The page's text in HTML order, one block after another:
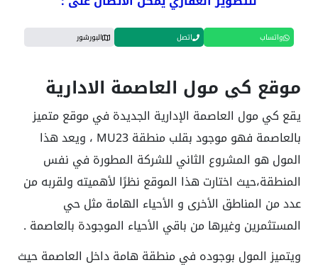
واتساب اتصل البورشور
موقع كي مول العاصمة الادارية
يقع كي مول العاصمة الإدارية الجديدة في موقع متميز
بالعاصمة فهو موجود بقلب منطقة MU23 ، ويعد هذا
المول هو المشروع الثاني للشركة المطورة في نفس
المنطقة،حيث اختارت هذا الموقع نظرًا لأهميته ولقربه من
عدد من المناطق الأخرى و الأحياء الهامة مثل حي
المستثمرين وغيرها من باقي الأحياء الموجودة بالعاصمة .
ويتميز المول بوجوده في منطقة هامة داخل العاصمة حيث